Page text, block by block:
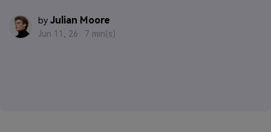
by Julian Moore
Jun 11, 26 · 7 min(s)